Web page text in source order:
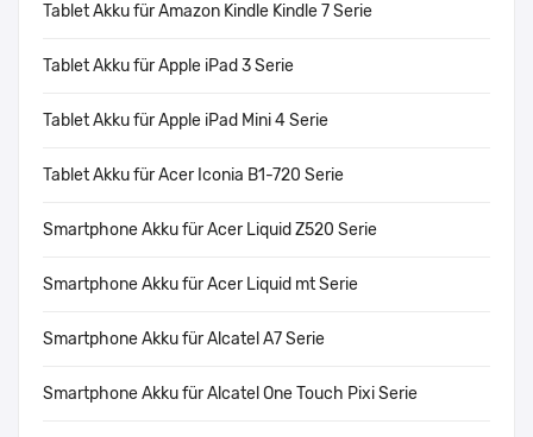
Tablet Akku für Amazon Kindle Kindle 7 Serie
Tablet Akku für Apple iPad 3 Serie
Tablet Akku für Apple iPad Mini 4 Serie
Tablet Akku für Acer Iconia B1-720 Serie
Smartphone Akku für Acer Liquid Z520 Serie
Smartphone Akku für Acer Liquid mt Serie
Smartphone Akku für Alcatel A7 Serie
Smartphone Akku für Alcatel One Touch Pixi Serie